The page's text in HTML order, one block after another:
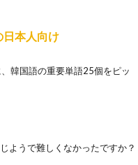
日本人向け
韓国語の重要単語25個をピッ
ようで難しくなかったですか？